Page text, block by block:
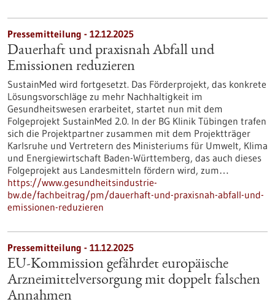
Pressemitteilung - 12.12.2025
Dauerhaft und praxisnah Abfall und
Emissionen reduzieren
SustainMed wird fortgesetzt. Das Förderprojekt, das konkrete
Lösungsvorschläge zu mehr Nachhaltigkeit im
Gesundheitswesen erarbeitet, startet nun mit dem
Folgeprojekt SustainMed 2.0. In der BG Klinik Tübingen trafen
sich die Projektpartner zusammen mit dem Projektträger
Karlsruhe und Vertretern des Ministeriums für Umwelt, Klima
und Energiewirtschaft Baden-Württemberg, das auch dieses
Folgeprojekt aus Landesmitteln fördern wird, zum…
https://www.gesundheitsindustrie-
bw.de/fachbeitrag/pm/dauerhaft-und-praxisnah-abfall-und-
emissionen-reduzieren
Pressemitteilung - 11.12.2025
EU-Kommission gefährdet europäische
Arzneimittelversorgung mit doppelt falschen
Annahmen